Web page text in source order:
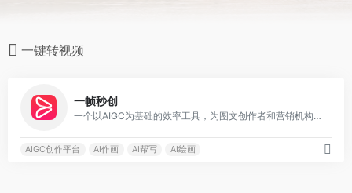
一键转视频
一帧秒创
一个以AIGC为基础的效率工具，为图文创作者和营销机构提供一键图文转视频TTV服务
AIGC创作平台 AI作画 AI帮写 AI绘画